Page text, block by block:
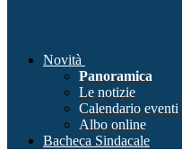
Novità
Panoramica
Le notizie
Calendario eventi
Albo online
Bacheca Sindacale